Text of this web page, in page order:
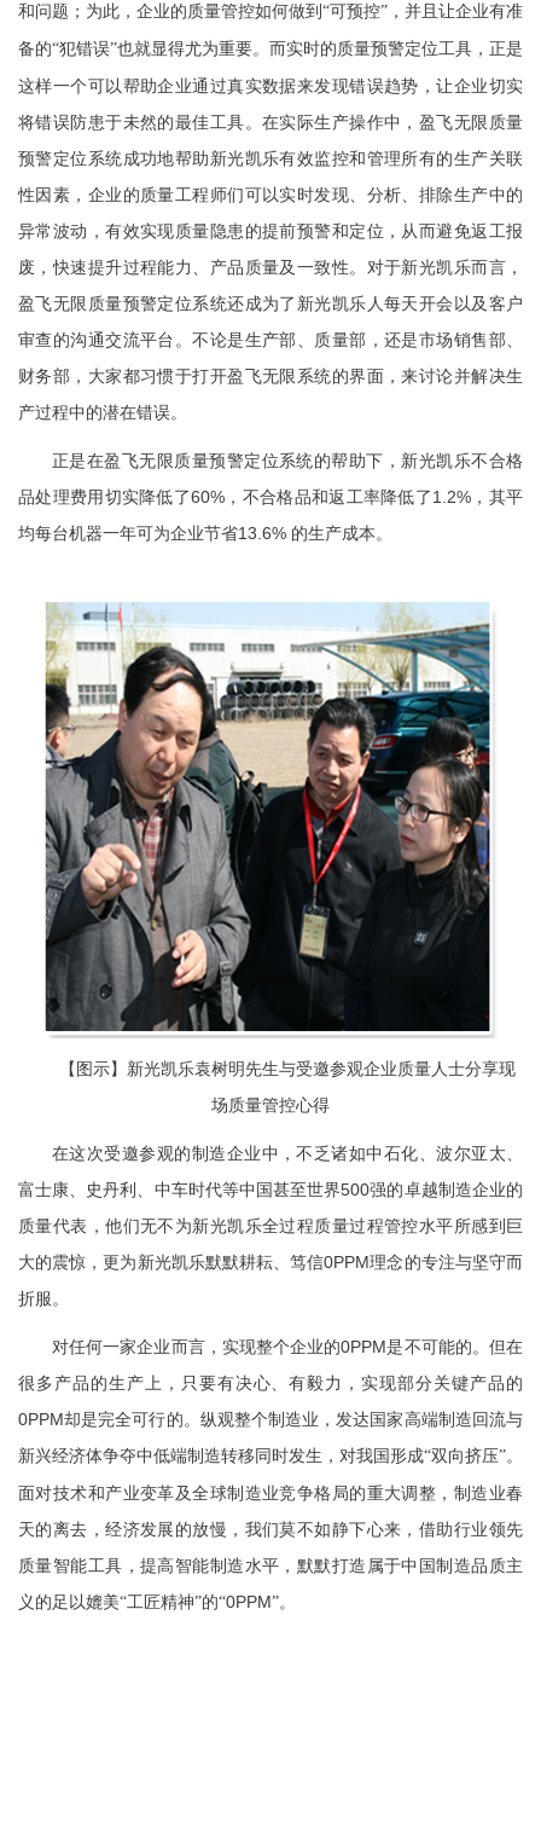
和问题；为此，企业的质量管控如何做到 “可预控” ，并且让企业有准
备的“犯错误”也就显得尤为重要。而实时的质量预警定位工具，正是
这样一个可以帮助企业通过真实数据来发现错误趋势，让企业切实
将错误防患于未然的最佳工具。在实际生产操作中，盈飞无限质量
预警定位系统成功地帮助新光凯乐有效监控和管理所有的生产关联
性因素，企业的质量工程师们可以实时发现、分析、排除生产中的
异常波动，有效实现质量隐患的提前预警和定位，从而避免返工报
废，快速提升过程能力、产品质量及一致性。对于新光凯乐而言，
盈飞无限质量预警定位系统还成为了新光凯乐人每天开会以及客户
审查的沟通交流平台。不论是生产部、质量部，还是市场销售部、
财务部，大家都习惯于打开盈飞无限系统的界面，来讨论并解决生
产过程中的潜在错误。
正是在盈飞无限质量预警定位系统的帮助下，新光凯乐不合格
品处理费用切实降低了60%，不合格品和返工率降低了1.2%，其平
均每台机器一年可为企业节省13.6% 的生产成本。
【图示】新光凯乐袁树明先生与受邀参观企业质量人士分享现
场质量管控心得
在这次受邀参观的制造企业中，不乏诸如中石化、波尔亚太、
富士康、史丹利、中车时代等中国甚至世界500强的卓越制造企业的
质量代表，他们无不为新光凯乐全过程质量过程管控水平所感到巨
大的震惊，更为新光凯乐默默耕耘、笃信0PPM理念的专注与坚守而
折服。
对任何一家企业而言，实现整个企业的0PPM是不可能的。但在
很多产品的生产上，只要有决心、有毅力，实现部分关键产品的
0PPM却是完全可行的。纵观整个制造业，发达国家高端制造回流与
新兴经济体争夺中低端制造转移同时发生，对我国形成“双向挤压”。
面对技术和产业变革及全球制造业竞争格局的重大调整，制造业春
天的离去，经济发展的放慢，我们莫不如静下心来，借助行业领先
质量智能工具，提高智能制造水平，默默打造属于中国制造品质主
义的足以媲美“工匠精神”的“0PPM”。